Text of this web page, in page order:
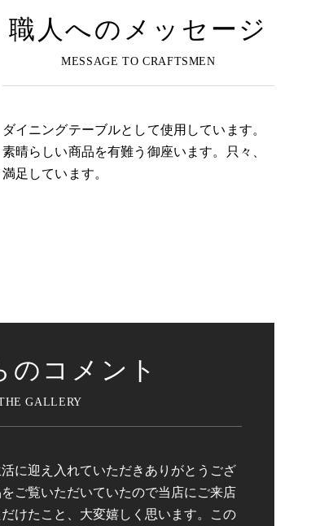
職人へのメッセージ
ダイニングテーブルとして使用しています。
素晴らしい商品を有難う御座います。只々、
満足しています。
のコメント
に迎え入れていただきありがとうござ
ご覧いただいていたので当店にご来店
けたこと、大変嬉しく思います。この